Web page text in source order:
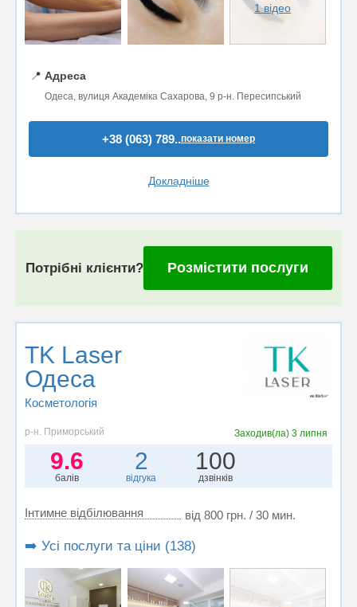
1 відео
📍 Адреса
Одеса, вулиця Академіка Сахарова, 9 р-н. Пересипський
+38 (063) 789..показати номер
Докладніше
Потрібні клієнти? Розмістити послуги
TK Laser
Одеса
Косметологія
р-н. Приморський Заходив(ла)3 липня
9.6
балів
2
відгука
100
дзвінків
Інтимне відбілювання від 800 грн. / 30 мин.
➡️ Усі послуги та ціни (138)